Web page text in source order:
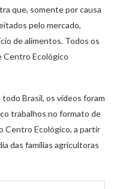
que, somente por causa
pelo mercado,
de alimentos. Todos os
Centro Ecológico
Brasil, os vídeos foram
trabalhos no formato de
Centro Ecológico, a partir
das famílias agricultoras